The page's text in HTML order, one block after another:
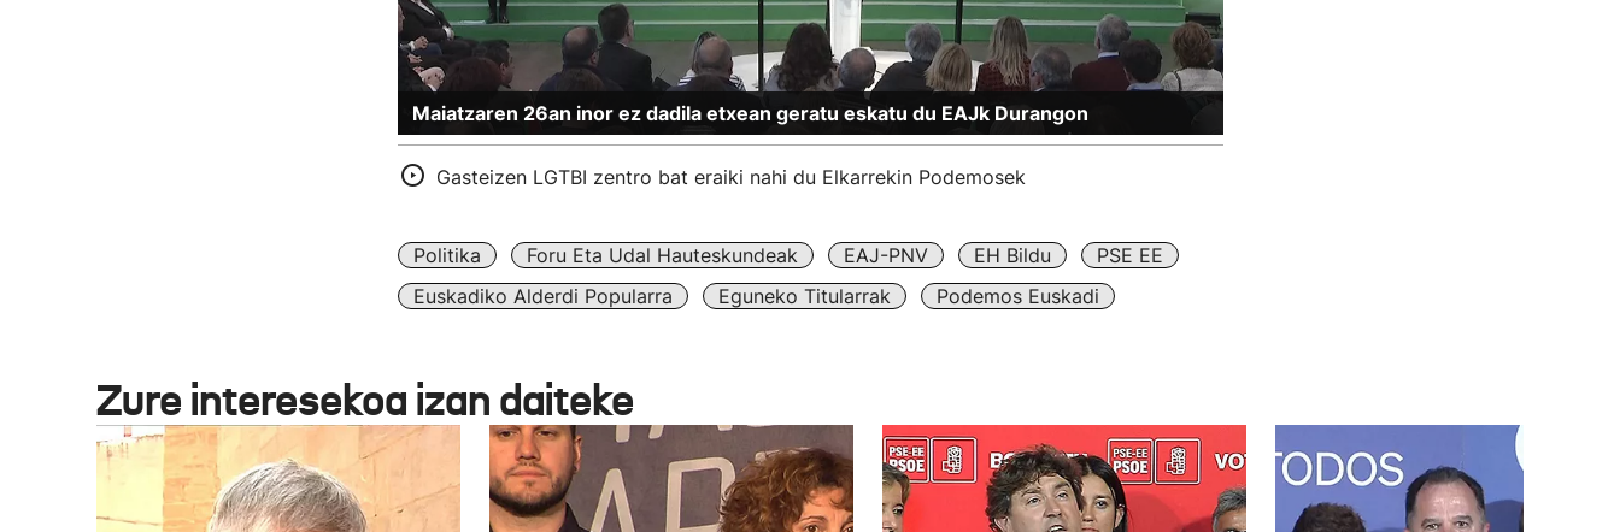
Maiatzaren 26an inor ez dadila etxean geratu eskatu du EAJk Durangon
Gasteizen LGTBI zentro bat eraiki nahi du Elkarrekin Podemosek
Politika Foru Eta Udal Hauteskundeak EAJ-PNV EH Bildu
PSE EE
Euskadiko Alderdi Popularra
Eguneko Titularrak Podemos Euskadi
Zure interesekoa izan daiteke